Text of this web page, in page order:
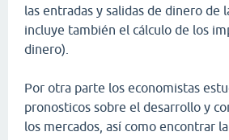
las entradas y salidas de dinero de
incluye también el cálculo de los
dinero).
Por otra parte los economistas
pronosticos sobre el desarrollo y
los mercados, así como encontrar